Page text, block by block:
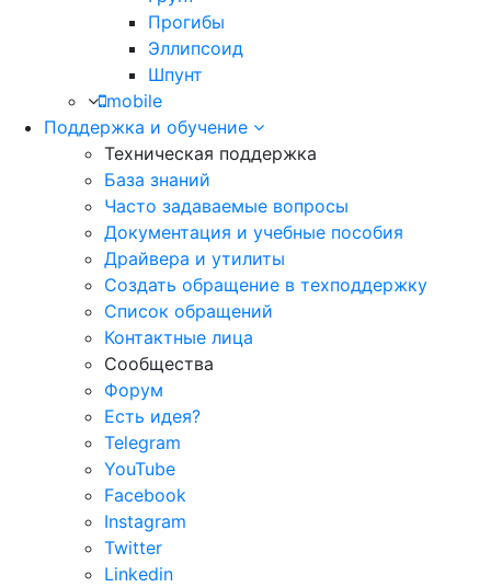
Прогибы
Эллипсоид
Шпунт
mobile
Поддержка и обучение
Техническая поддержка
База знаний
Часто задаваемые вопросы
Документация и учебные пособия
Драйвера и утилиты
Создать обращение в техподдержку
Список обращений
Контактные лица
Сообщества
Форум
Есть идея?
Telegram
YouTube
Facebook
Instagram
Twitter
Linkedin